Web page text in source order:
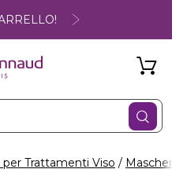
Trattamenti Viso